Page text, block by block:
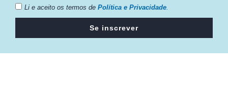
Li e aceito os termos de Política e Privacidade.
Se inscrever